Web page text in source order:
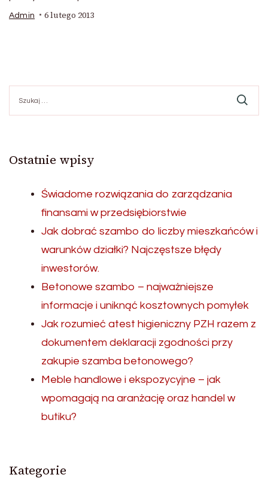
Admin 6 lutego 2013
Ostatnie wpisy
Świadome rozwiązania do zarządzania
finansami w przedsiębiorstwie
Jak dobrać szambo do liczby mieszkańców i
warunków działki? Najczęstsze błędy
inwestorów.
Betonowe szambo – najważniejsze
informacje i uniknąć kosztownych pomyłek
Jak rozumieć atest higieniczny PZH razem z
dokumentem deklaracji zgodności przy
zakupie szamba betonowego?
Meble handlowe i ekspozycyjne – jak
wpomagają na aranżację oraz handel w
butiku?
Kategorie